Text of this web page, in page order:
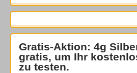
Gratis-Aktion: 4g
gratis, um Ihr
zu testen.